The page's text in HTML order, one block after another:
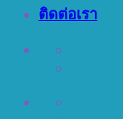
ติดต่อเรา